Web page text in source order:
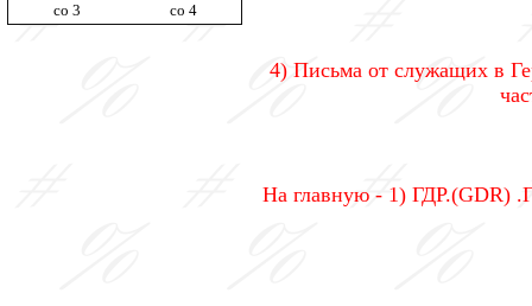
co 3 co 4
4) Письма от служащих в
На главную - 1) ГДР.(GDR)